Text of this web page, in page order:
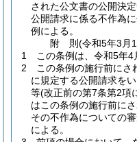
された公文書の公開決
公開請求に係る不作為
例による。
附 則(令和5年3月
1
この条例は、令和5年4
2
この条例の施行前にさ
に規定する公開請求を
等(改正前の第7条第2項
はこの条例の施行前に
その不作為についての
による。